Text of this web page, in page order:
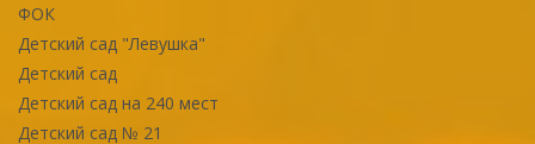
ФОК
Детский сад "Левушка"
Детский сад
Детский сад на 240 мест
Детский сад № 21